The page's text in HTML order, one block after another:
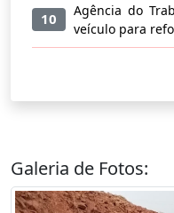
10
Agência do
veículo para
Galeria de Fotos: